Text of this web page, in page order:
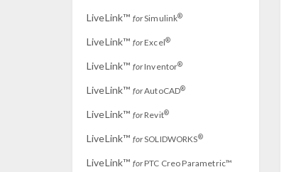
LiveLink™ forSimulink®
LiveLink™ forExcel®
LiveLink™ forInventor®
LiveLink™ forAutoCAD®
LiveLink™ forRevit®
LiveLink™ forSOLIDWORKS®
LiveLink™ forPTC Creo Parametric™